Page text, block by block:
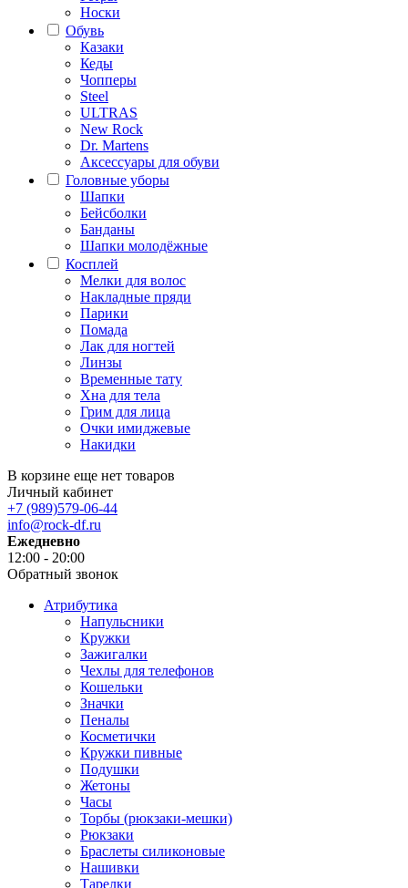
Носки
Обувь
Казаки
Кеды
Чопперы
Steel
ULTRAS
New Rock
Dr. Martens
Аксессуары для обуви
Головные уборы
Шапки
Бейсболки
Банданы
Шапки молодёжные
Косплей
Мелки для волос
Накладные пряди
Парики
Помада
Лак для ногтей
Линзы
Временные тату
Хна для тела
Грим для лица
Очки имиджевые
Накидки
В корзине еще нет товаров
Личный кабинет
+7 (989)579-06-44
info@rock-df.ru
Ежедневно
12:00 - 20:00
Обратный звонок
Атрибутика
Напульсники
Кружки
Зажигалки
Чехлы для телефонов
Кошельки
Значки
Пеналы
Косметички
Кружки пивные
Подушки
Жетоны
Часы
Торбы (рюкзаки-мешки)
Рюкзаки
Браслеты силиконовые
Нашивки
Тарелки